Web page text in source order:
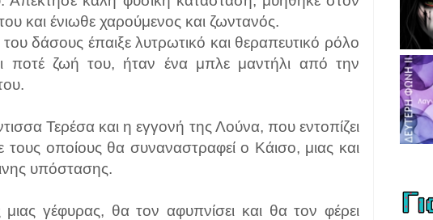
και ένιωθε χαρούμενος και ζωντανός.
δάσους έπαιξε λυτρωτικό και θεραπευτικό ρόλο
ζωή του, ήταν ένα μπλε μαντήλι από την
Τερέσα και η εγγονή της Λούνα, που εντοπίζει
τους οποίους θα συναναστραφεί ο Κάισο, μιας και
υπόστασης.
γέφυρας, θα τον αφυπνίσει και θα τον φέρει